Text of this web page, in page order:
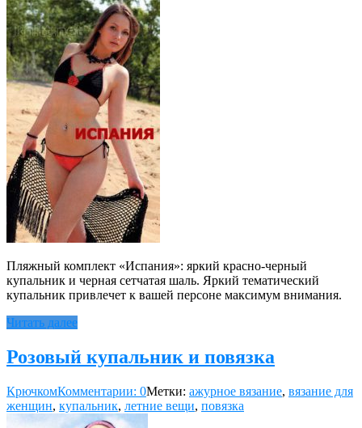
Пляжный комплект «Испания»: яркий красно-черный
купальник и черная сетчатая шаль. Яркий тематический
купальник привлечет к вашей персоне максимум внимания.
Читать далее
Розовый купальник и повязка
КрючкомКомментарии: 0Метки: ажурное вязание, вязание для
женщин, купальник, летние вещи, повязка